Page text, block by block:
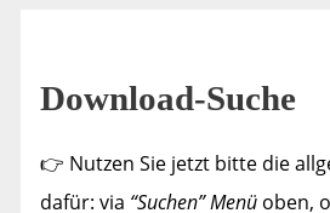
Download-Suche
👉 Nutzen Sie jetzt bitte die
dafür: via “Suchen” Menüoben,